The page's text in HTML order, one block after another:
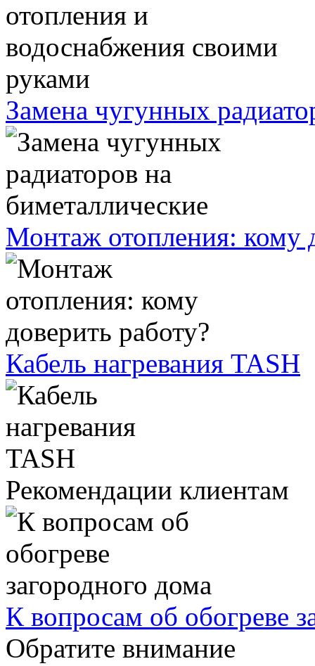
Замена чугунных
Монтаж отопления: кому
Кабель нагревания TASH
Рекомендации клиентам
К вопросам об обогреве
Обратите внимание